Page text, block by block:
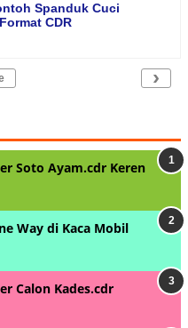
Spanduk Cuci
CDR
›
Soto Ayam.cdr Keren
Way di Kaca Mobil
Calon Kades.cdr